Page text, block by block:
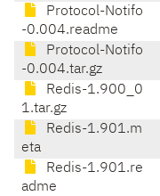
Protocol-Notifo
-0.004.readme
Protocol-Notifo
-0.004.tar.gz
Redis-1.900_0
1.tar.gz
Redis-1.901.m
eta
Redis-1.901.re
adme